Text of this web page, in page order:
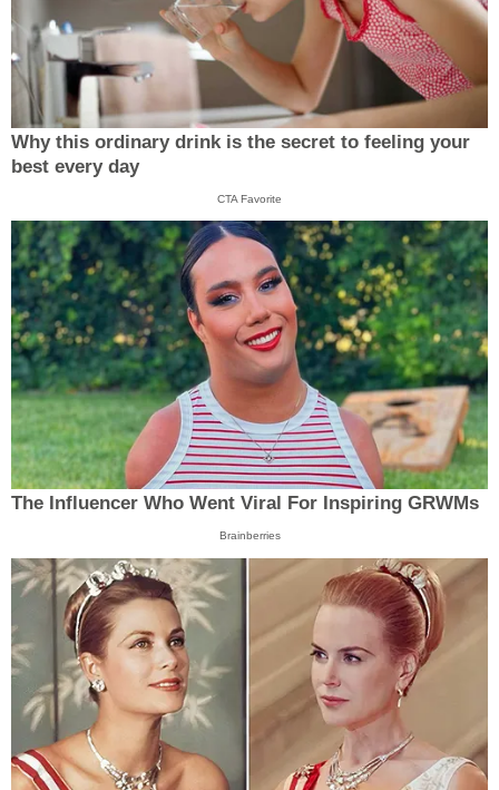
Why this ordinary drink is the secret to feeling your
best every day
CTA Favorite
The Influencer Who Went Viral For Inspiring GRWMs
Brainberries